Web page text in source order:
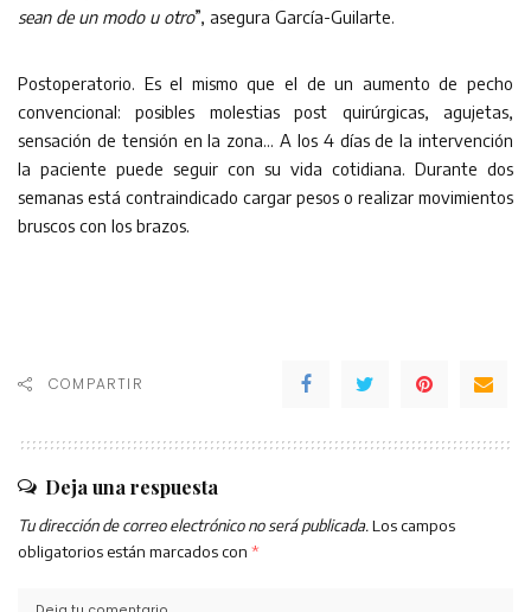
sean de un modo u otro”, asegura García-Guilarte.
Postoperatorio. Es el mismo que el de un aumento de pecho
convencional: posibles molestias post quirúrgicas, agujetas,
sensación de tensión en la zona… A los 4 días de la intervención
la paciente puede seguir con su vida cotidiana. Durante dos
semanas está contraindicado cargar pesos o realizar movimientos
bruscos con los brazos.
COMPARTIR
Deja una respuesta
Tu dirección de correo electrónico no será publicada. Los campos
obligatorios están marcados con *